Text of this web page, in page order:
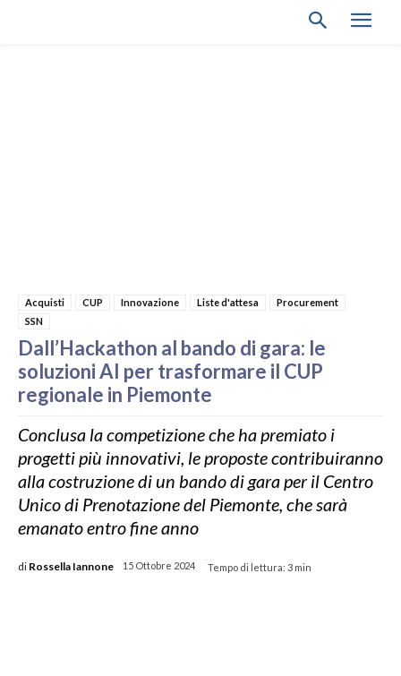
Acquisti CUP Innovazione Liste d'attesa
Procurement
SSN
Dall’Hackathon al bando di gara: le
soluzioni AI per trasformare il CUP
regionale in Piemonte
Conclusa la competizione che ha premiato i
progetti più innovativi, le proposte contribuiranno
alla costruzione di un bando di gara per il Centro
Unico di Prenotazione del Piemonte, che sarà
emanato entro fine anno
di Rossella Iannone 15 Ottobre 2024
-
Tempo di lettura: 3 min